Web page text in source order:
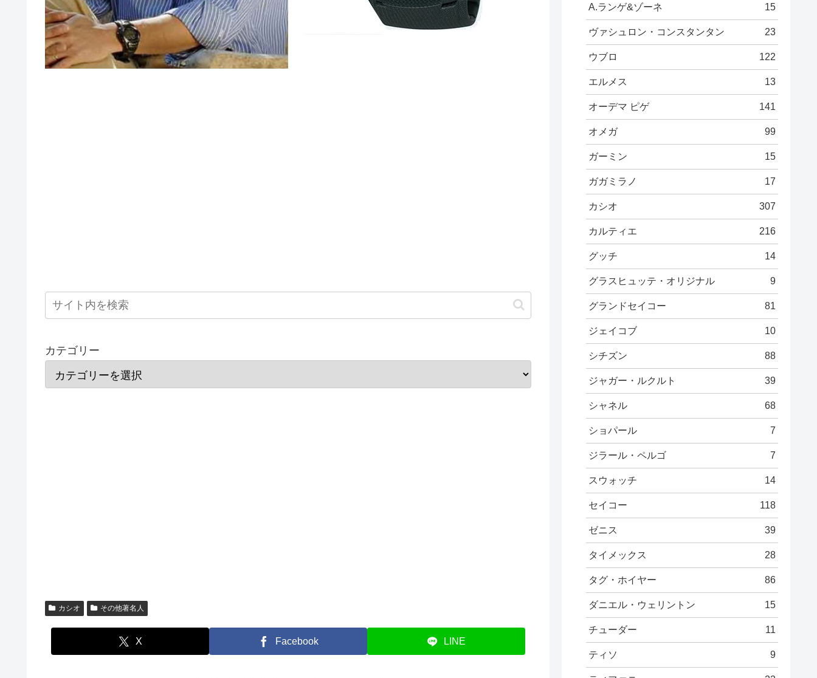
カテゴリー
カシオ その他著名人
X Facebook LINE
A.ランゲ&ゾーネ 15
ヴァシュロン・コンスタンタン 23
ウブロ 122
エルメス 13
オーデマ ピゲ 141
オメガ 99
ガーミン 15
ガガミラノ 17
カシオ 307
カルティエ 216
グッチ 14
グラスヒュッテ・オリジナル 9
グランドセイコー 81
ジェイコブ 10
シチズン 88
ジャガー・ルクルト 39
シャネル 68
ショパール 7
ジラール・ペルゴ 7
スウォッチ 14
セイコー 118
ゼニス 39
タイメックス 28
タグ・ホイヤー 86
ダニエル・ウェリントン 15
チューダー 11
ティソ 9